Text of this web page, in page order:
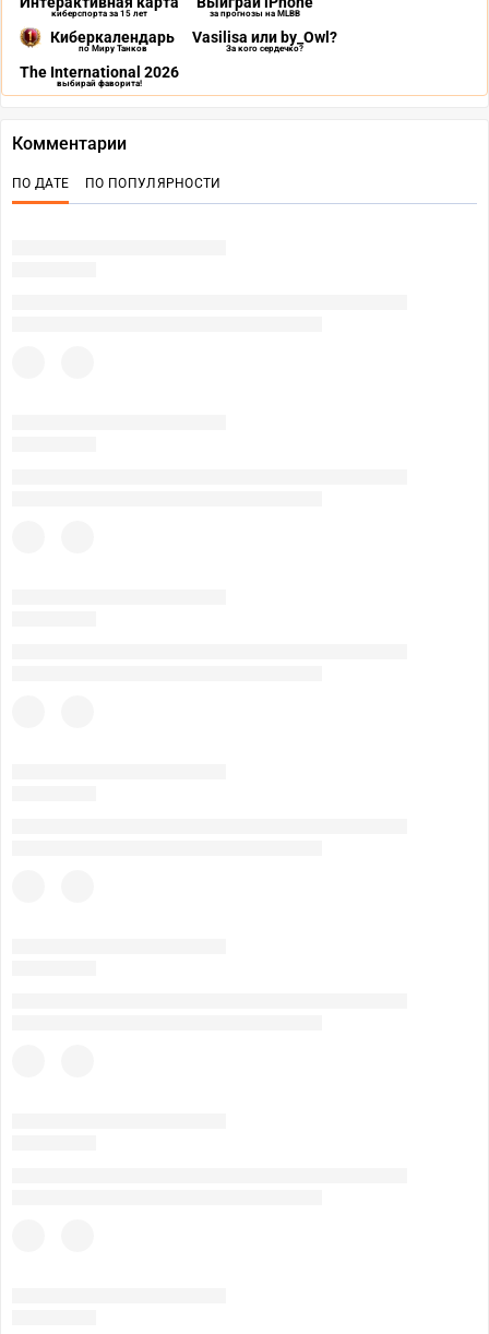
киберспорта за 15 лет за прогнозы на MLBB
Киберкалендарь
по Миру Танков
Vasilisa или by_Owl?
За кого сердечко?
The International 2026
выбирай фаворита!
Комментарии
ПО ДАТЕ ПО ПОПУЛЯРНОСТИ